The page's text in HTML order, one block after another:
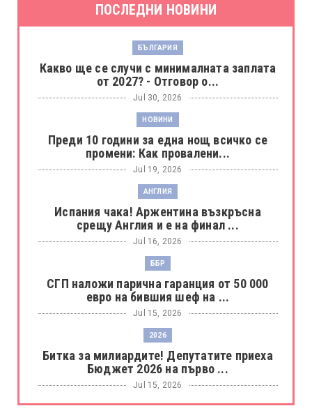
ПОСЛЕДНИ НОВИНИ
БЪЛГАРИЯ
Какво ще се случи с минималната заплата
от 2027? - Отговор о...
Jul 30, 2026
НОВИНИ
Преди 10 години за една нощ всичко се
промени: Как провалени...
Jul 19, 2026
АНГЛИЯ
Испания чака! Аржентина възкръсна
срещу Англия и е на финал ...
Jul 16, 2026
ББР
СГП наложи парична гаранция от 50 000
евро на бившия шеф на ...
Jul 15, 2026
2026
Битка за милиардите! Депутатите приеха
Бюджет 2026 на първо ...
Jul 15, 2026
БОРАЦ